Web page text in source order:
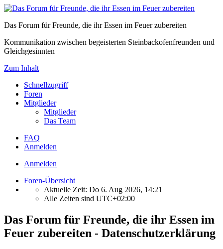
Das Forum für Freunde, die ihr Essen im Feuer zubereiten
Kommunikation zwischen begeisterten Steinbackofenfreunden und
Gleichgesinnten
Zum Inhalt
Schnellzugriff
Foren
Mitglieder
Mitglieder
Das Team
FAQ
Anmelden
Anmelden
Foren-Übersicht
Aktuelle Zeit: Do 6. Aug 2026, 14:21
Alle Zeiten sind UTC+02:00
Das Forum für Freunde, die ihr Essen im
Feuer zubereiten - Datenschutzerklärung